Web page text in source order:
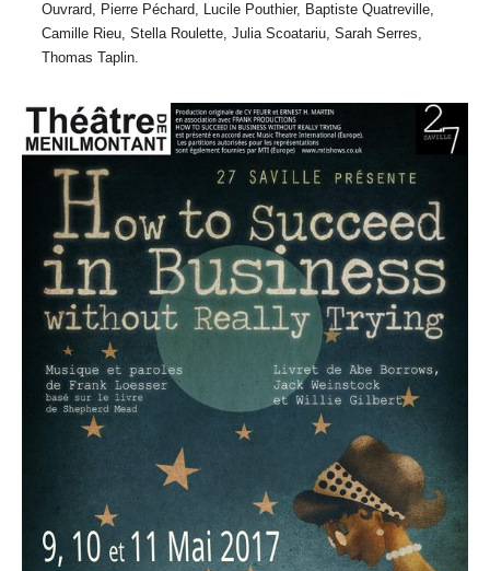
Ouvrard, Pierre Péchard, Lucile Pouthier, Baptiste Quatreville,
Camille Rieu, Stella Roulette, Julia Scoatariu, Sarah Serres,
Thomas Taplin.